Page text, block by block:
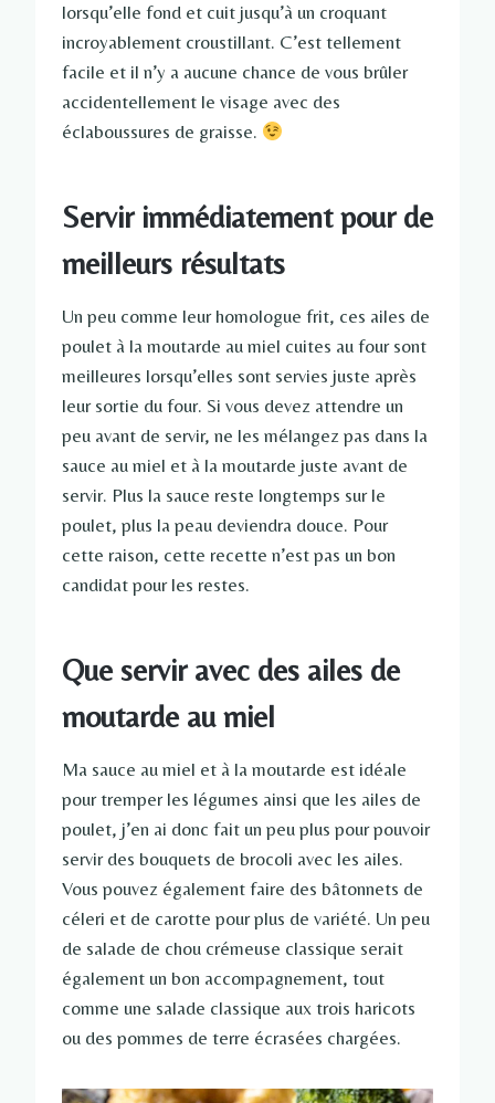
lorsqu’elle fond et cuit jusqu’à un croquant
incroyablement croustillant. C’est tellement
facile et il n’y a aucune chance de vous brûler
accidentellement le visage avec des
éclaboussures de graisse.
Servir immédiatement pour de
meilleurs résultats
Un peu comme leur homologue frit, ces ailes de
poulet à la moutarde au miel cuites au four sont
meilleures lorsqu’elles sont servies juste après
leur sortie du four. Si vous devez attendre un
peu avant de servir, ne les mélangez pas dans la
sauce au miel et à la moutarde juste avant de
servir. Plus la sauce reste longtemps sur le
poulet, plus la peau deviendra douce. Pour
cette raison, cette recette n’est pas un bon
candidat pour les restes.
Que servir avec des ailes de
moutarde au miel
Ma sauce au miel et à la moutarde est idéale
pour tremper les légumes ainsi que les ailes de
poulet, j’en ai donc fait un peu plus pour pouvoir
servir des bouquets de brocoli avec les ailes.
Vous pouvez également faire des bâtonnets de
céleri et de carotte pour plus de variété. Un peu
de salade de chou crémeuse classique serait
également un bon accompagnement, tout
comme une salade classique aux trois haricots
ou des pommes de terre écrasées chargées.